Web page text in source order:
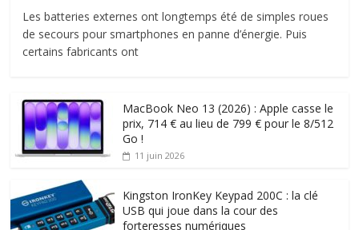
Les batteries externes ont longtemps été de simples roues
de secours pour smartphones en panne d’énergie. Puis
certains fabricants ont
MacBook Neo 13 (2026) : Apple casse le
prix, 714 € au lieu de 799 € pour le 8/512
Go !
11 juin 2026
Kingston IronKey Keypad 200C : la clé
USB qui joue dans la cour des
forteresses numériques